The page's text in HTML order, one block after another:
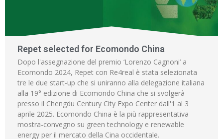
Repet selected for Ecomondo China
Dopo l'assegnazione del premio ‘Lorenzo Cagnoni’ a
Ecomondo 2024, Repet con Re4real è stata selezionata
tre le due start-up che si uniranno alla delegazione italiana
alla 19° edizione di Ecomondo China che si svolgerà
presso il Chengdu Century City Expo Center dall'1 al 3
aprile 2025. Ecomondo China è la più rappresentativa
mostra-convegno su green technology e renewable
energy per il mercato della Cina occidentale.